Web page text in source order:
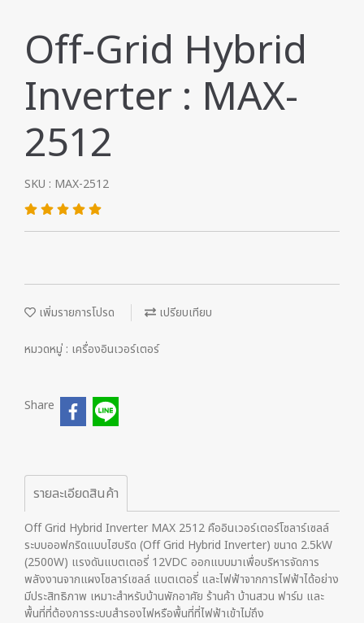
Off-Grid Hybrid
Inverter : MAX-
2512
SKU : MAX-2512
เพิ่มรายการโปรด เปรียบเทียบ
หมวดหมู่ : เครื่องอินเวอร์เตอร์
Share
รายละเอียดสินค้า
Off Grid Hybrid Inverter MAX 2512 คืออินเวอร์เตอร์โซลาร์เซลล์
ระบบออฟกริดแบบไฮบริด (Off Grid Hybrid Inverter) ขนาด 2.5kW
(2500W) แรงดันแบตเตอรี่ 12VDC ออกแบบมาเพื่อบริหารจัดการ
พลังงานจากแผงโซลาร์เซลล์ แบตเตอรี่ และไฟฟ้าจากการไฟฟ้าได้อย่าง
มีประสิทธิภาพ เหมาะสำหรับบ้านพักอาศัย ร้านค้า บ้านสวน ฟาร์ม และ
พื้นที่ที่ต้องการระบบสำรองไฟหรือพื้นที่ที่ไฟฟ้าเข้าไม่ถึง